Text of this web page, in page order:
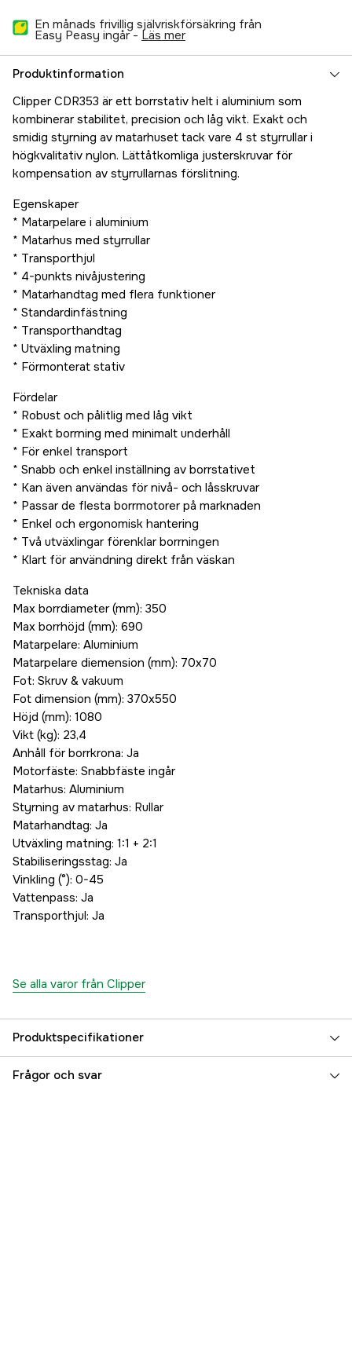
En månads frivillig självriskförsäkring från
Easy Peasy ingår - läs mer
Produktinformation
Clipper CDR353 är ett borrstativ helt i aluminium som
kombinerar stabilitet, precision och låg vikt. Exakt och
smidig styrning av matarhuset tack vare 4 st styrrullar i
högkvalitativ nylon. Lättåtkomliga justerskruvar för
kompensation av styrrullarnas förslitning.
Egenskaper
* Matarpelare i aluminium
* Matarhus med styrrullar
* Transporthjul
* 4-punkts nivåjustering
* Matarhandtag med flera funktioner
* Standardinfästning
* Transporthandtag
* Utväxling matning
* Förmonterat stativ
Fördelar
* Robust och pålitlig med låg vikt
* Exakt borrning med minimalt underhåll
* För enkel transport
* Snabb och enkel inställning av borrstativet
* Kan även användas för nivå- och låsskruvar
* Passar de flesta borrmotorer på marknaden
* Enkel och ergonomisk hantering
* Två utväxlingar förenklar borrningen
* Klart för användning direkt från väskan
Tekniska data
Max borrdiameter (mm): 350
Max borrhöjd (mm): 690
Matarpelare: Aluminium
Matarpelare diemension (mm): 70x70
Fot: Skruv & vakuum
Fot dimension (mm): 370x550
Höjd (mm): 1080
Vikt (kg): 23,4
Anhåll för borrkrona: Ja
Motorfäste: Snabbfäste ingår
Matarhus: Aluminium
Styrning av matarhus: Rullar
Matarhandtag: Ja
Utväxling matning: 1:1 + 2:1
Stabiliseringsstag: Ja
Vinkling (°): 0-45
Vattenpass: Ja
Transporthjul: Ja
Se alla varor från Clipper
Produktspecifikationer
Referensnummer 4000016753
Frågor och svar